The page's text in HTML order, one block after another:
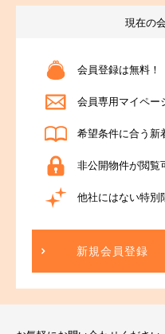
現在の
会員登録は無料！
会員専用マイペー
希望条件に合う新
非公開物件が閲覧
他社にはない特別
新規会員登録